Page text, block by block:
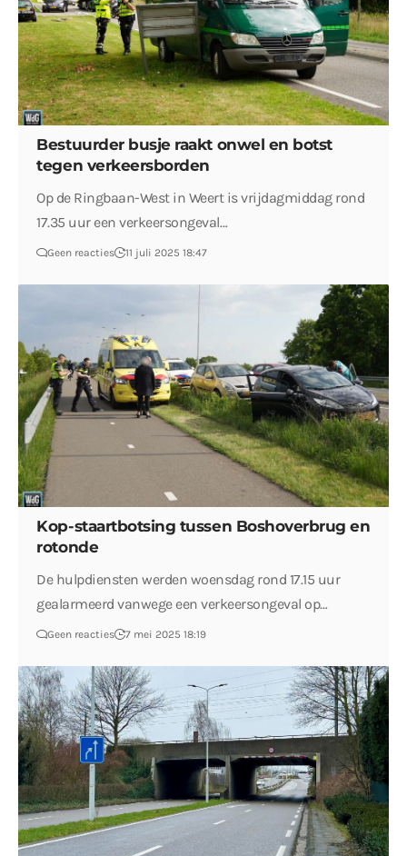
Bestuurder busje raakt onwel en botst
tegen verkeersborden
Op de Ringbaan-West in Weert is vrijdagmiddag rond
17.35 uur een verkeersongeval…
Geen reacties 11 juli 2025 18:47
Kop-staartbotsing tussen Boshoverbrug en
rotonde
De hulpdiensten werden woensdag rond 17.15 uur
gealarmeerd vanwege een verkeersongeval op…
Geen reacties 7 mei 2025 18:19